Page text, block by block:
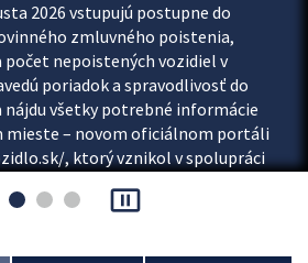
2026 vstupujú postupne do
zmluvného poistenia,
nepoistených vozidiel v
poriadok a spravodlivosť do
nájdu všetky potrebné informácie
mieste – novom oficiálnom portáli
, ktorý vznikol v spolupráci
a Ministerstva vnútra SR.
pause_presentation